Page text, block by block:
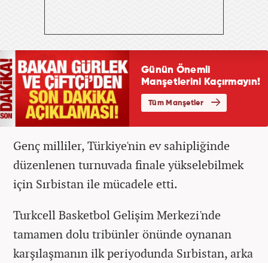
Genç milliler, Türkiye'nin ev sahipliğinde
düzenlenen turnuvada finale yükselebilmek
için Sırbistan ile mücadele etti.
Turkcell Basketbol Gelişim Merkezi'nde
tamamen dolu tribünler önünde oynanan
karşılaşmanın ilk periyodunda Sırbistan, arka